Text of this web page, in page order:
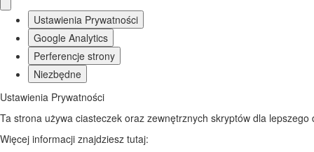
Ustawienia Prywatności
Google Analytics
Perferencje strony
Niezbędne
Ustawienia Prywatności
Ta strona używa ciasteczek oraz zewnętrznych skryptów dla
Więcej informacji znajdziesz tutaj: